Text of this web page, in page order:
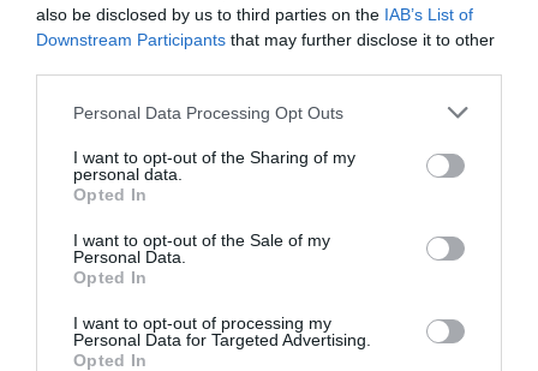
also be disclosed by us to third parties on the IAB’s List of
Downstream Participants that may further disclose it to other
Personal Data Processing Opt Outs
I want to opt-out of the Sharing of my
personal data.
Opted In
I want to opt-out of the Sale of my
Personal Data.
Opted In
I want to opt-out of processing my
Personal Data for Targeted Advertising.
Opted In
¿Podrían llevarse otros eventos de la NFL al
extranjejero? Como el Draft o un Pro Bowl...
Peter O'Reilly: Exploramos todas esas posibilidades.
No hay nada inminente en términos de un evento
internacional de ese tipo en este momento. Pero lo
estamos estudiando todo. Lo que hemos aprendido y
de donde han surgido algunas de esas pruebas de
mercado ha sido de los eventos que hemos realizado
escala en un mercado. Las hemos hecho en diferentes
mercados donde empiezas a tener una idea de cómo
será la pasión de los aficionados. Nuestro modelo en
incluso antes de ir allí para un primer partido, consiste
en encontrar esas oportunidades para probar el